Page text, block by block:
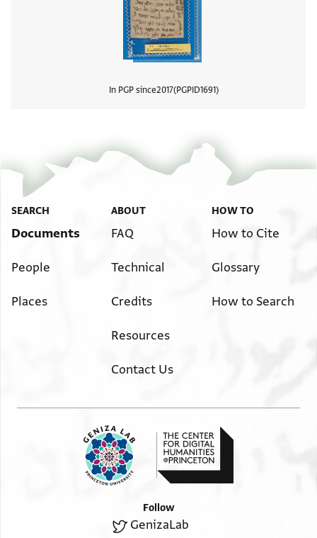
In PGP since2017 PGPID1691
SEARCH
Documents
People
Places
ABOUT
FAQ
Technical
Credits
Resources
Contact Us
HOW TO
How to Cite
Glossary
How to Search
Follow
GenizaLab